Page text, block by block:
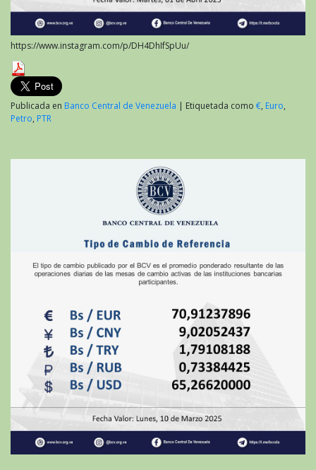
https://www.instagram.com/p/DH4DhIfSpUu/
Publicada en Banco Central de Venezuela | Etiquetada como €, Euro,
Petro, PTR